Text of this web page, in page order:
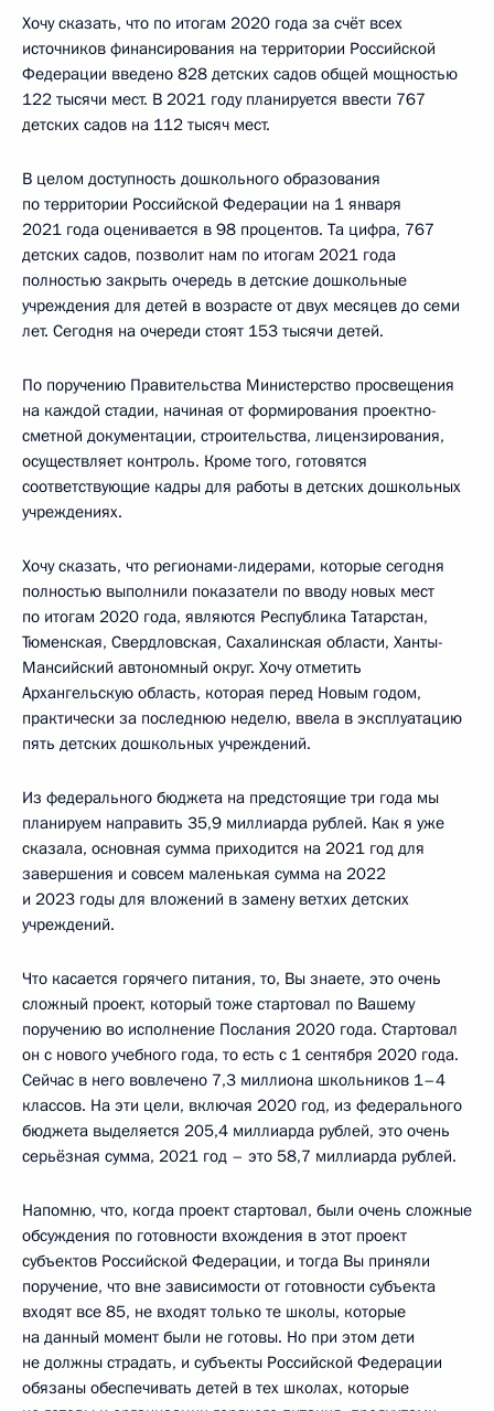
Хочу сказать, что по итогам 2020 года за счёт всех
источников финансирования на территории Российской
Федерации введено 828 детских садов общей мощностью
122 тысячи мест. В 2021 году планируется ввести 767
детских садов на 112 тысяч мест.
В целом доступность дошкольного образования
по территории Российской Федерации на 1 января
2021 года оценивается в 98 процентов. Та цифра, 767
детских садов, позволит нам по итогам 2021 года
полностью закрыть очередь в детские дошкольные
учреждения для детей в возрасте от двух месяцев до семи
лет. Сегодня на очереди стоят 153 тысячи детей.
По поручению Правительства Министерство просвещения
на каждой стадии, начиная от формирования проектно-
сметной документации, строительства, лицензирования,
осуществляет контроль. Кроме того, готовятся
соответствующие кадры для работы в детских дошкольных
учреждениях.
Хочу сказать, что регионами-лидерами, которые сегодня
полностью выполнили показатели по вводу новых мест
по итогам 2020 года, являются Республика Татарстан,
Тюменская, Свердловская, Сахалинская области, Ханты-
Мансийский автономный округ. Хочу отметить
Архангельскую область, которая перед Новым годом,
практически за последнюю неделю, ввела в эксплуатацию
пять детских дошкольных учреждений.
Из федерального бюджета на предстоящие три года мы
планируем направить 35,9 миллиарда рублей. Как я уже
сказала, основная сумма приходится на 2021 год для
завершения и совсем маленькая сумма на 2022
и 2023 годы для вложений в замену ветхих детских
учреждений.
Что касается горячего питания, то, Вы знаете, это очень
сложный проект, который тоже стартовал по Вашему
поручению во исполнение Послания 2020 года. Стартовал
он с нового учебного года, то есть с 1 сентября 2020 года.
Сейчас в него вовлечено 7,3 миллиона школьников 1–4
классов. На эти цели, включая 2020 год, из федерального
бюджета выделяется 205,4 миллиарда рублей, это очень
серьёзная сумма, 2021 год – это 58,7 миллиарда рублей.
Напомню, что, когда проект стартовал, были очень сложные
обсуждения по готовности вхождения в этот проект
субъектов Российской Федерации, и тогда Вы приняли
поручение, что вне зависимости от готовности субъекта
входят все 85, не входят только те школы, которые
на данный момент были не готовы. Но при этом дети
не должны страдать, и субъекты Российской Федерации
обязаны обеспечивать детей в тех школах, которые